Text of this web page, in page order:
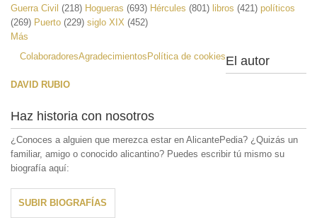
Guerra Civil (218) Hogueras (693) Hércules (801) libros (421) políticos
(269) Puerto (229) siglo XIX (452)
Más
ColaboradoresAgradecimientos Política de cookiesEl autor
DAVID RUBIO
Haz historia con nosotros
¿Conoces a alguien que merezca estar en AlicantePedia? ¿Quizás un
familiar, amigo o conocido alicantino? Puedes escribir tú mismo su
biografía aquí:
SUBIR BIOGRAFÍAS